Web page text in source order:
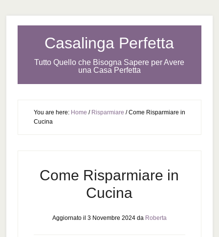
Casalinga Perfetta
Tutto Quello che Bisogna Sapere per Avere
una Casa Perfetta
You are here: Home / Risparmiare /Come Risparmiare in
Cucina
Come Risparmiare in
Cucina
Aggiornato il 3 Novembre 2024da Roberta